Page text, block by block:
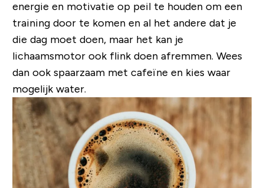
energie en motivatie op peil te houden om een ​​
training door te komen en al het andere dat je
die dag moet doen, maar het kan je
lichaamsmotor ook flink doen afremmen. Wees
dan ook spaarzaam met cafeïne en kies waar
mogelijk water.